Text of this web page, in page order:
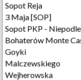
Sopot Reja
3 Maja [SOP]
Sopot PKP -
Bohaterów Monte
Goyki
Malczewskiego
Wejherowska